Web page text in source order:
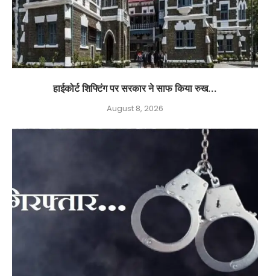
हाईकोर्ट शिफ्टिंग पर सरकार ने साफ किया रुख...
August 8, 2026